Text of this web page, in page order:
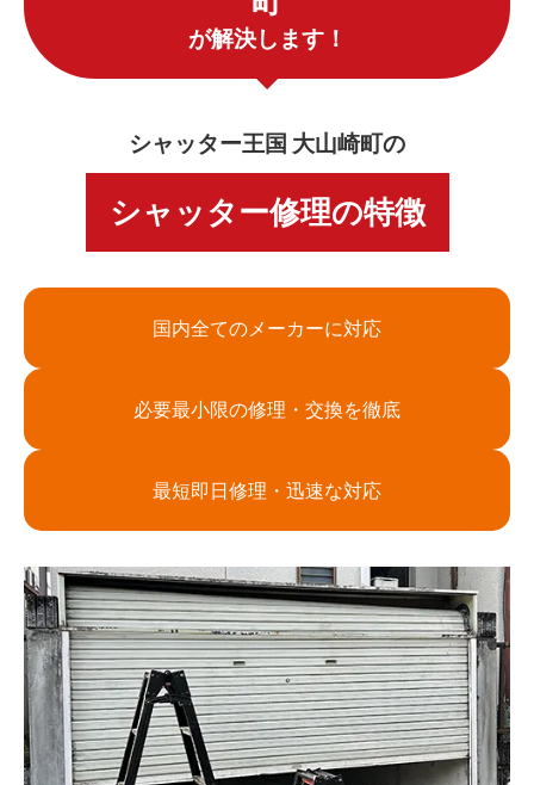
が解決します！
シャッター王国 大山崎町の
シャッター修理の特徴
国内全てのメーカーに対応
必要最小限の修理・交換を徹底
最短即日修理・迅速な対応